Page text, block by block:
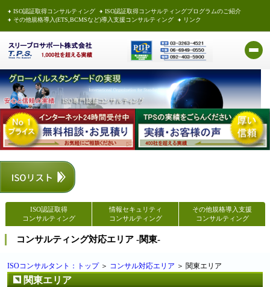
ISO認証取得コンサルティング
ISO認証取得コンサルティングプログラムのご紹介
その他規格導入(ETS,BCMSなど)導入支援コンサルティング
リンク
ISO認証取得
コンサルティング
情報セキュリティ
コンサルティング
その他規格導入支援
コンサルティング
コンサルティング対応エリア -関東-
ISOコンサルタント：トップ＞ コンサル対応エリア ＞ 関東エリア
関東エリア